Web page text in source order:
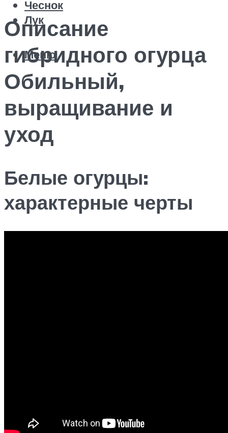
Чеснок
Лук
Меню
Описание
гибридного огурца
Обильный,
выращивание и
уход
Белые огурцы:
характерные черты